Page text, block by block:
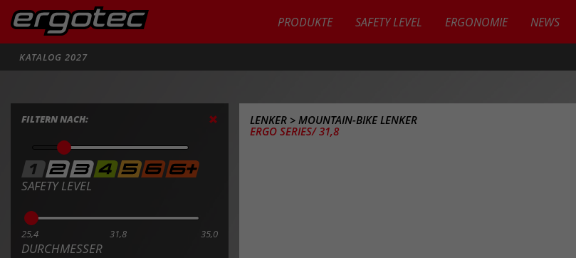
PRODUKTE SAFETY LEVEL ERGONOMIE NEWS
KATALOG 2027
FILTERN NACH:
SAFETY LEVEL
25,4 31,8 35,0
DURCHMESSER
LENKER > MOUNTAIN-BIKE LENKER
ERGO SERIES/ 31,8